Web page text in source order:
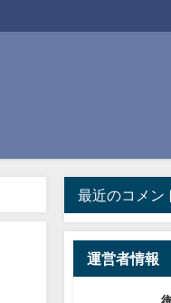
最近のコメン
運営者情報